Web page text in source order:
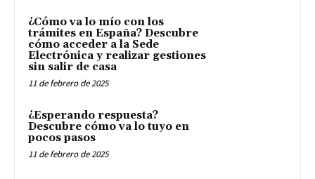
¿Cómo va lo mío con los
trámites en España? Descubre
cómo acceder a la Sede
Electrónica y realizar gestiones
sin salir de casa
11 de febrero de 2025
¿Esperando respuesta?
Descubre cómo va lo tuyo en
pocos pasos
11 de febrero de 2025